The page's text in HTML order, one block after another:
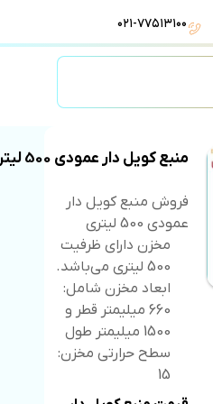
۰۲۱-۷۷۵۱۳۱۰۰
منبع کویل دار عمودی 500 لیتری
فروش منبع کویل دار
عمودی 500 لیتری
مخزن دارای ظرفیت
500 لیتری می‌باشد.
ابعاد مخزن شامل:
660 میلیمتر قطر و
1500 میلیمتر طول
سطح حرارتی مخزن:
15